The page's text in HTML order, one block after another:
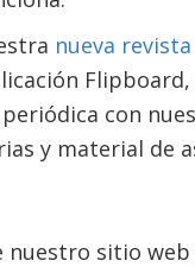
nueva
Flipboard,
con
y material de
nuestro sitio